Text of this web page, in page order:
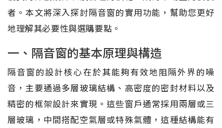
者。本文將深入探討隔音窗的實用功能，幫助您更好
地理解其必要性與選購要點。
一、隔音窗的基本原理與構造
隔音窗的設計核心在於其能夠有效地阻隔外界的噪
音，主要通過多層玻璃結構、高密度的密封材料以及
精密的框架設計來實現。這些窗戶通常採用兩層或三
層玻璃，中間搭配空氣層或特殊氣體，這種結構能有